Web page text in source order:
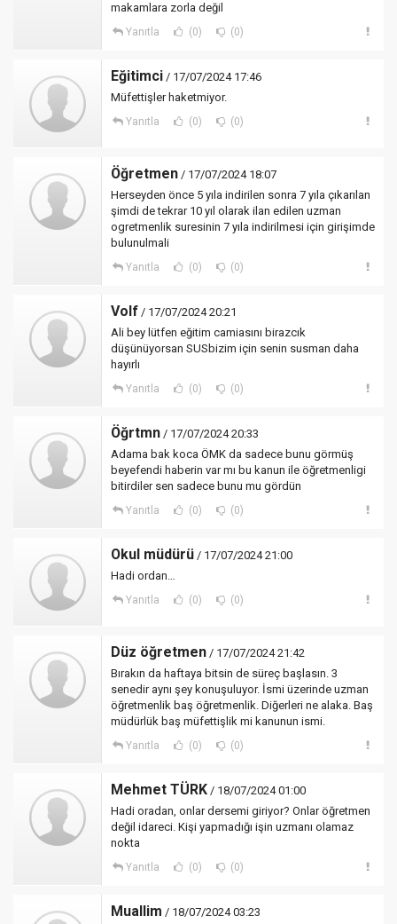
makamlara zorla değil
Yanıtla (0) (0)
Eğitimci / 17/07/2024 17:46
Müfettişler haketmiyor.
Yanıtla (0) (0)
Öğretmen / 17/07/2024 18:07
Herseyden önce 5 yıla indirilen sonra 7 yıla çıkarılan
şimdi de tekrar 10 yıl olarak ilan edilen uzman
ogretmenlik suresinin 7 yıla indirilmesi için girişimde
bulunulmali
Yanıtla (0) (0)
Volf / 17/07/2024 20:21
Ali bey lütfen eğitim camiasını birazcık
düşünüyorsan SUSbizim için senin susman daha
hayırlı
Yanıtla (0) (0)
Öğrtmn / 17/07/2024 20:33
Adama bak koca ÖMK da sadece bunu görmüş
beyefendi haberin var mı bu kanun ile öğretmenligi
bitirdiler sen sadece bunu mu gördün
Yanıtla (0) (0)
Okul müdürü / 17/07/2024 21:00
Hadi ordan…
Yanıtla (0) (0)
Düz öğretmen / 17/07/2024 21:42
Bırakın da haftaya bitsin de süreç başlasın. 3
senedir aynı şey konuşuluyor. İsmi üzerinde uzman
öğretmenlik baş öğretmenlik. Diğerleri ne alaka. Baş
müdürlük baş müfettişlik mi kanunun ismi.
Yanıtla (0) (0)
Mehmet TÜRK / 18/07/2024 01:00
Hadi oradan, onlar dersemi giriyor? Onlar öğretmen
değil idareci. Kişi yapmadığı işin uzmanı olamaz
nokta
Yanıtla (0) (0)
Muallim / 18/07/2024 03:23